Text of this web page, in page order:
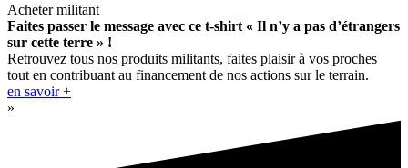
Acheter militant
Faites passer le message avec ce t-shirt « Il n’y a pas d’étrangers
sur cette terre » !
Retrouvez tous nos produits militants, faites plaisir à vos proches
tout en contribuant au financement de nos actions sur le terrain.
en savoir +
»